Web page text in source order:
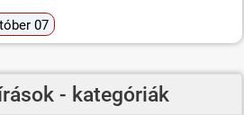
07
- kategóriák